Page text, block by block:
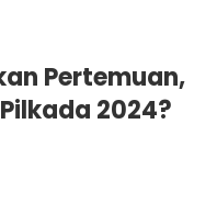
Pertemuan,
2024?